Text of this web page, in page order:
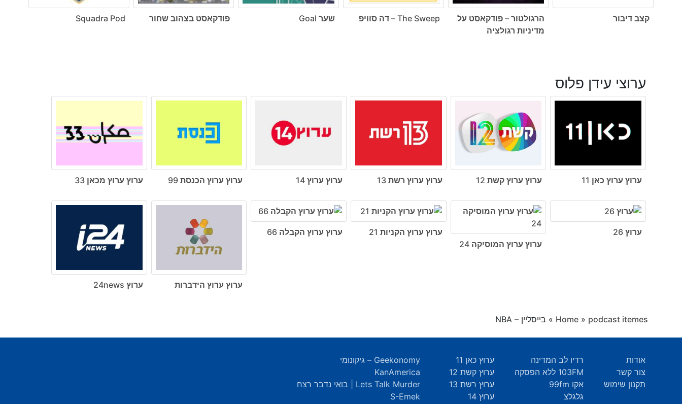
קצב דיבור
הרגולטור – פודקאסט על
מדיניות רגולציה
The Sweep – דה סוויפ שער Goal פודקאסט בצהוב שחור Squadra Pod
ערוצי עידן פלוס
ערוץ ערוץ כאן 11 ערוץ ערוץ קשת 12 ערוץ ערוץ רשת 13 ערוץ ערוץ 14 ערוץ ערוץ הכנסת 99 ערוץ ערוץ מכאן 33
ערוץ 26
ערוץ ערוץ המוסיקה 24
ערוץ ערוץ הקניות 21 ערוץ ערוץ הקבלה 66
ערוץ ערוץ הידברות ערוץ 24news
Home » podcast itemes
» בייסליין – NBA
אודות
צור קשר
תקנון שימוש
רדיו לב המדינה
103FM ללא הפסקה
אקו 99fm
גלגלצ
ערוץ כאן 11
ערוץ קשת 12
ערוץ רשת 13
ערוץ 14
Geekonomy – גיקונומי
KanAmerica
Lets Talk Murder | בואי נדבר רצח
S-Emek